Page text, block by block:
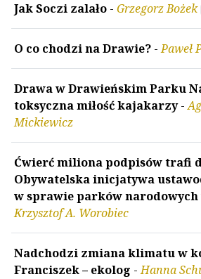
Jak Soczi zalało - Grzegorz Bożek
O co chodzi na Drawie? -Paweł
Drawa w Drawieńskim Parku
toksyczna miłość kajakarzy-
Mickiewicz
Ćwierć miliona podpisów trafi
Obywatelska inicjatywa
w sprawie parków narodowych
Krzysztof A. Worobiec
Nadchodzi zmiana klimatu w
Franciszek – ekolog -Hanna